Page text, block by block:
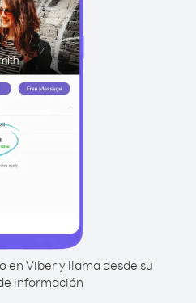
en Viber y llama desde su
información